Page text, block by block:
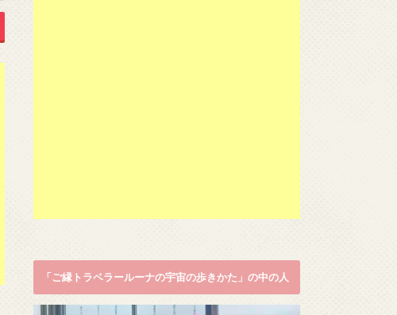
「ご縁トラベラールーナの宇宙の歩きかた」の中の人